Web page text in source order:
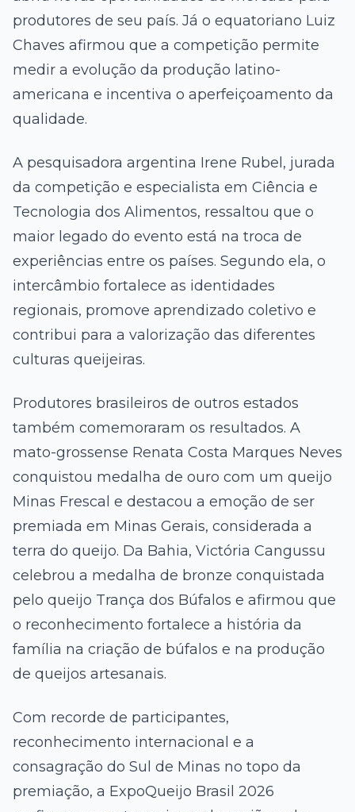
produtores de seu país. Já o equatoriano Luiz
Chaves afirmou que a competição permite
medir a evolução da produção latino-
americana e incentiva o aperfeiçoamento da
qualidade.
A pesquisadora argentina Irene Rubel, jurada
da competição e especialista em Ciência e
Tecnologia dos Alimentos, ressaltou que o
maior legado do evento está na troca de
experiências entre os países. Segundo ela, o
intercâmbio fortalece as identidades
regionais, promove aprendizado coletivo e
contribui para a valorização das diferentes
culturas queijeiras.
Produtores brasileiros de outros estados
também comemoraram os resultados. A
mato-grossense Renata Costa Marques Neves
conquistou medalha de ouro com um queijo
Minas Frescal e destacou a emoção de ser
premiada em Minas Gerais, considerada a
terra do queijo. Da Bahia, Victória Cangussu
celebrou a medalha de bronze conquistada
pelo queijo Trança dos Búfalos e afirmou que
o reconhecimento fortalece a história da
família na criação de búfalos e na produção
de queijos artesanais.
Com recorde de participantes,
reconhecimento internacional e a
consagração do Sul de Minas no topo da
premiação, a ExpoQueijo Brasil 2026